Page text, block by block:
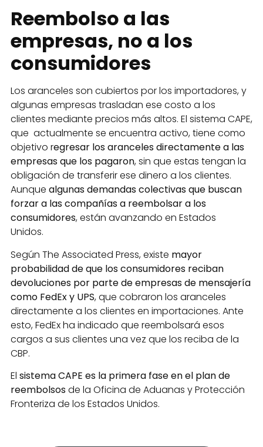
Reembolso a las
empresas, no a los
consumidores
Los aranceles son cubiertos por los importadores, y
algunas empresas trasladan ese costo a los
clientes mediante precios más altos. El sistema CAPE,
que actualmente se encuentra activo, tiene como
objetivo regresar los aranceles directamente a las
empresas que los pagaron, sin que estas tengan la
obligación de transferir ese dinero a los clientes.
Aunque algunas demandas colectivas que buscan
forzar a las compañías a reembolsar a los
consumidores, están avanzando en Estados
Unidos.
Según The Associated Press, existe mayor
probabilidad de que los consumidores reciban
devoluciones por parte de empresas de mensajería
como FedEx y UPS, que cobraron los aranceles
directamente a los clientes en importaciones. Ante
esto, FedEx ha indicado que reembolsará esos
cargos a sus clientes una vez que los reciba de la
CBP.
El sistema CAPE es la primera fase en el plan de
reembolsosde la Oficina de Aduanas y Protección
Fronteriza de los Estados Unidos.